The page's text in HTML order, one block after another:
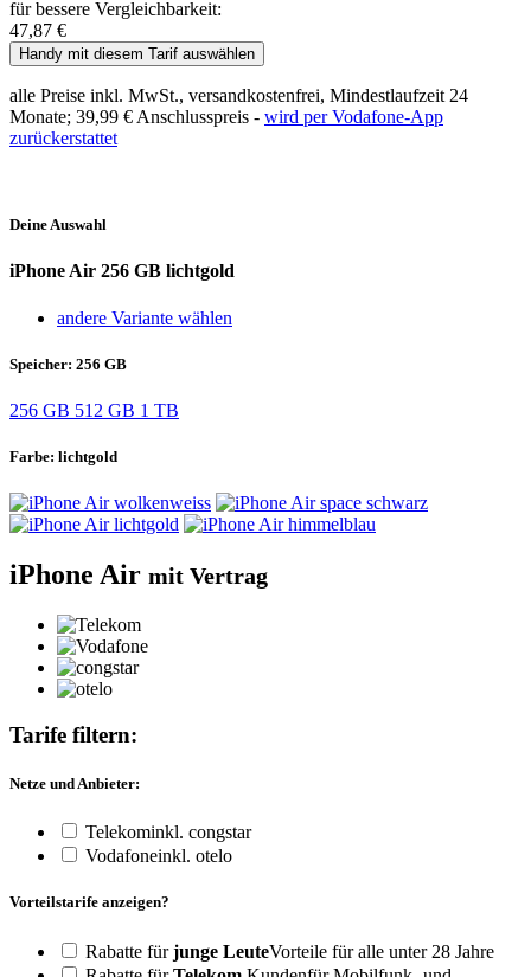
für bessere Vergleichbarkeit:
47,87 €
Handy mit diesem Tarif auswählen
alle Preise inkl. MwSt., versandkostenfrei, Mindestlaufzeit 24
Monate; 39,99 € Anschlusspreis - wird per Vodafone-App
zurückerstattet
Deine Auswahl
iPhone Air 256 GB lichtgold
andere Variante wählen
Speicher: 256 GB
256 GB 512 GB 1 TB
Farbe: lichtgold
iPhone Air mit Vertrag
Tarife filtern:
Netze und Anbieter:
Telekominkl. congstar
Vodafoneinkl. otelo
Vorteilstarife anzeigen?
Rabatte fürjunge LeuteVorteile für alle unter 28 Jahre